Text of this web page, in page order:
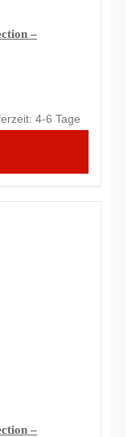
–
4-6 Tage
–